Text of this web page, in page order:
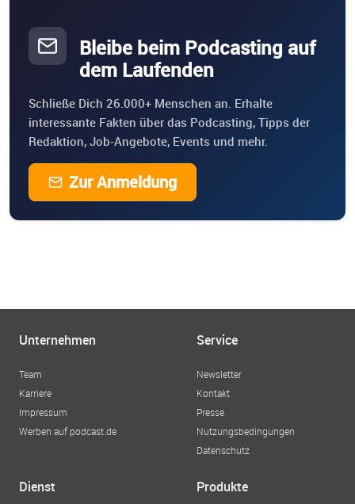
Bleibe beim Podcasting auf
dem Laufenden
Schließe Dich 26.000+ Menschen an. Erhalte
interessante Fakten über das Podcasting, Tipps der
Redaktion, Job-Angebote, Events und mehr.
Zur Anmeldung
Unternehmen
Team
Karriere
Impressum
Werben auf podcast.de
Service
Newsletter
Kontakt
Presse
Nutzungsbedingungen
Datenschutz
Dienst Produkte